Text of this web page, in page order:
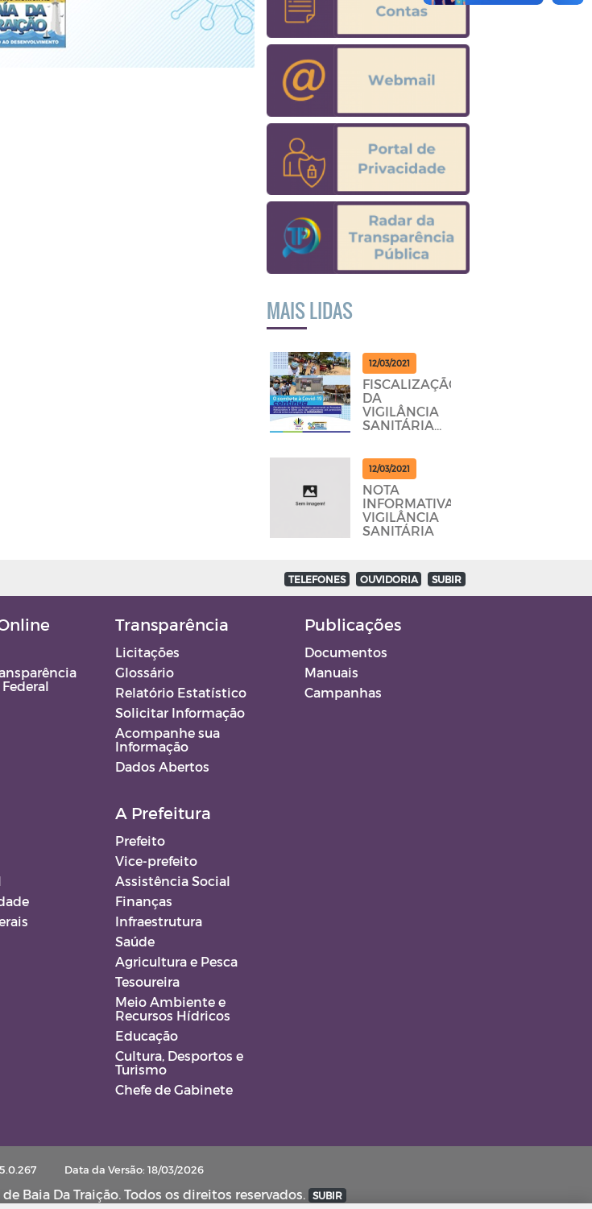
MAIS LIDAS
12/03/2021
FISCALIZAÇÃO
DA
VIGILÂNCIA
SANITÁRIA
POUSADAS,
RESTAURANTES
E BARES
PARA DAR
CUMPRINDO
OS
12/03/2021
NOTA
INFORMATIVA
VIGILÂNCIA
SANITÁRIA
TELEFONES OUVIDORIA SUBIR
Transparência
Licitações
Glossário
Relatório Estatístico
Solicitar Informação
Acompanhe sua
Informação
Dados Abertos
Publicações
Documentos
Manuais
Campanhas
A Prefeitura
Prefeito
Vice-prefeito
Assistência Social
Finanças
Infraestrutura
Saúde
Agricultura e Pesca
Tesoureira
Meio Ambiente e
Recursos Hídricos
Educação
Cultura, Desportos e
Turismo
Chefe de Gabinete
Data da Versão: 18/03/2026
Baia Da Traição. Todos os direitos reservados. SUBIR